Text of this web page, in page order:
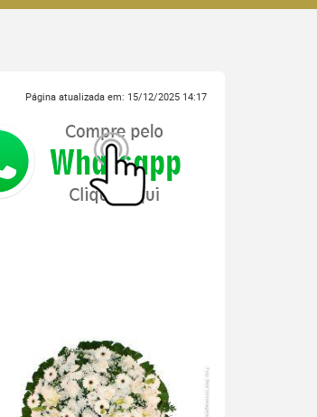
Página atualizada em: 15/12/2025 14:17